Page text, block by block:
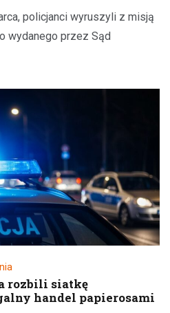
policjanci wyruszyli z misją
wydanego przez Sąd
rozbili siatkę
handel papierosami